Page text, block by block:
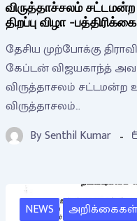
விருத்தாச்சலம்
திறப்பு விழா -
தேசிய முற்போக்கு
கேப்டன் விஜயகாந்த்
விருத்தாசலம் சட்டமன்ற
விருத்தாசலம்…
BySenthil Kumar
NEWS அறிக்கைகள்